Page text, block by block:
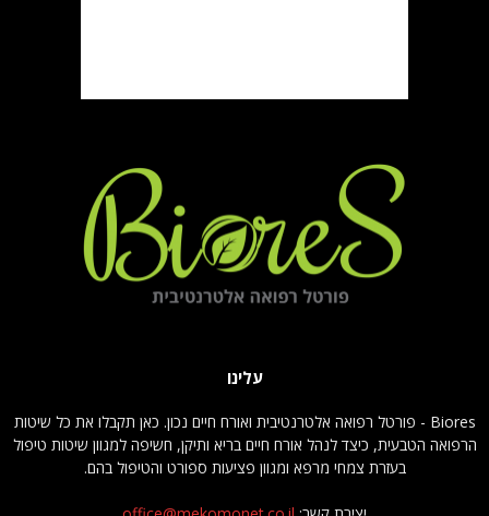
עלינו
Biores - פורטל רפואה אלטרנטיבית ואורח חיים נכון. כאן תקבלו את כל שיטות
הרפואה הטבעית, כיצד לנהל אורח חיים בריא ותיקן, חשיפה למגוון שיטות טיפול
בעזרת צמחי מרפא ומגוון פציעות ספורט והטיפול בהם.